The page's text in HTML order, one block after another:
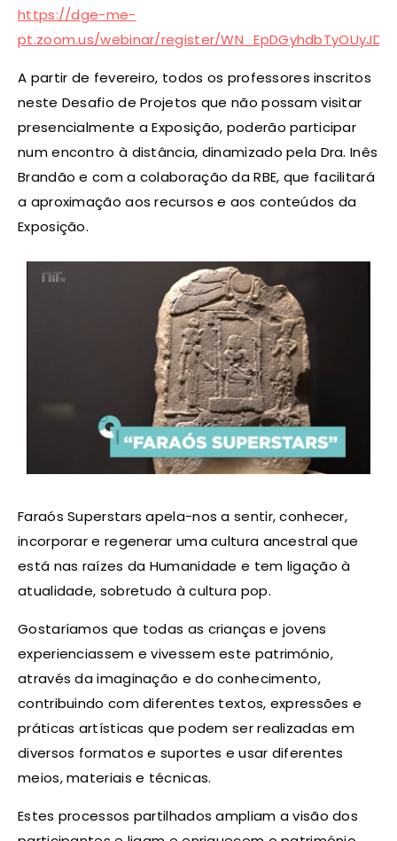
https://dge-me-
pt.zoom.us/webinar/register/
A partir de fevereiro, todos os professores inscritos
neste Desafio de Projetos que não possam visitar
presencialmente a Exposição, poderão participar
num encontro à distância, dinamizado pela Dra. Inês
Brandão e com a colaboração da RBE, que facilitará
a aproximação aos recursos e aos conteúdos da
Exposição.
Faraós Superstars apela-nos a sentir, conhecer,
incorporar e regenerar uma cultura ancestral que
está nas raízes da Humanidade e tem ligação à
atualidade, sobretudo à cultura pop.
Gostaríamos que todas as crianças e jovens
experienciassem e vivessem este património,
através da imaginação e do conhecimento,
contribuindo com diferentes textos, expressões e
práticas artísticas que podem ser realizadas em
diversos formatos e suportes e usar diferentes
meios, materiais e técnicas.
Estes processos partilhados ampliam a visão dos